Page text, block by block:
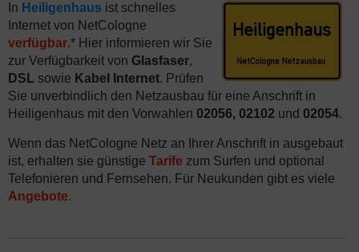
In Heiligenhaus ist schnelles
Internet von NetCologne
verfügbar.* Hier informieren wir Sie
zur Verfügbarkeit von Glasfaser,
DSL sowie Kabel Internet. Prüfen
Sie unverbindlich den Netzausbau für eine Anschrift in
Heiligenhaus mit den Vorwahlen 02056, 02102 und 02054.
Wenn das NetCologne Netz an Ihrer Anschrift in ausgebaut
ist, erhalten sie günstige Tarife zum Surfen und optional
Telefonieren und Fernsehen. Für Neukunden gibt es viele
Angebote.